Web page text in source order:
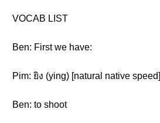
VOCAB LIST
Ben: First we have:
Pim: ยิง (ying) [natural native speed]
Ben: to shoot